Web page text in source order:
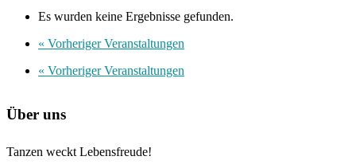
Es wurden keine Ergebnisse gefunden.
« Vorheriger Veranstaltungen
« Vorheriger Veranstaltungen
Über uns
Tanzen weckt Lebensfreude!